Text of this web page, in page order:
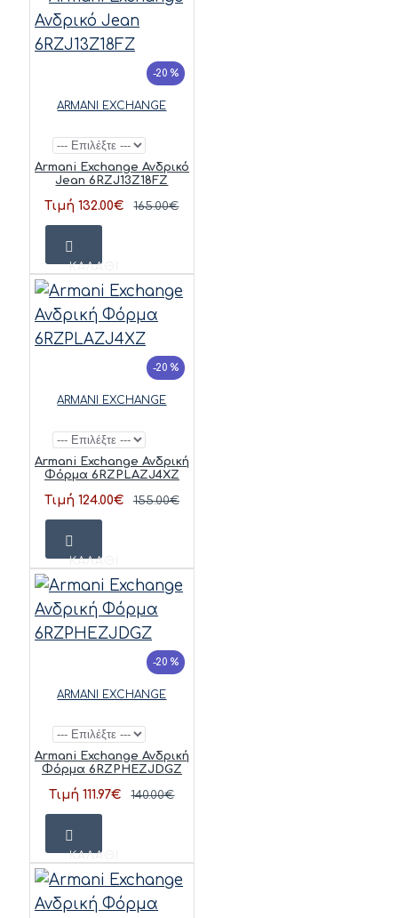
-20 %
ARMANI EXCHANGE
Armani Exchange Ανδρικό
Jean 6RZJ13Z18FZ
Τιμή 132.00€ 165.00€
ΚΑΛΆΘΙ
-20 %
ARMANI EXCHANGE
Armani Exchange Ανδρική
Φόρμα 6RZPLAZJ4XZ
Τιμή 124.00€ 155.00€
ΚΑΛΆΘΙ
-20 %
ARMANI EXCHANGE
Armani Exchange Ανδρική
Φόρμα 6RZPHEZJDGZ
Τιμή 111.97€ 140.00€
ΚΑΛΆΘΙ